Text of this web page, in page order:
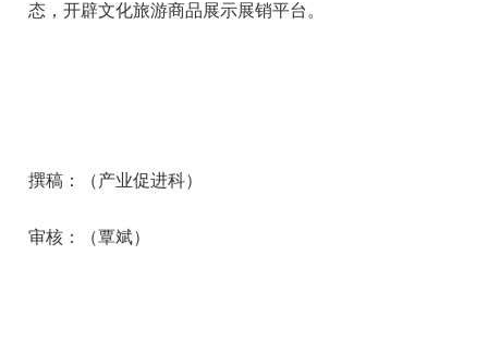
态，开辟文化旅游商品展示展销平台。
撰稿：（产业促进科）
审核：（覃斌）